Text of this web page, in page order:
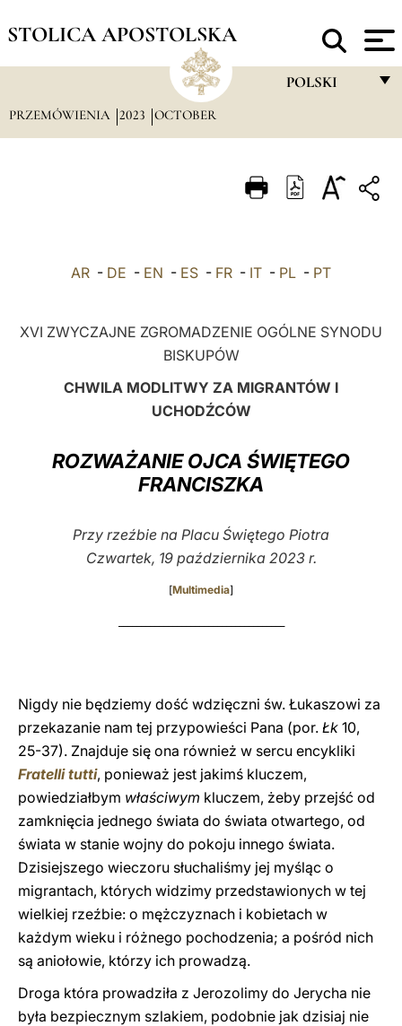
STOLICA APOSTOLSKA
POLSKI
ITALIANO
POLSKI
中文
PRZEMÓWIENIA 2023 OCTOBER
AR - DE - EN - ES - FR - IT - PL - PT
XVI ZWYCZAJNE ZGROMADZENIE OGÓLNE SYNODU
BISKUPÓW
CHWILA MODLITWY ZA MIGRANTÓW I
UCHODŹCÓW
ROZWAŻANIE OJCA ŚWIĘTEGO
FRANCISZKA
Przy rzeźbie na Placu Świętego Piotra
Czwartek, 19 października 2023 r.
[Multimedia]
Nigdy nie będziemy dość wdzięczni św. Łukaszowi za
przekazanie nam tej przypowieści Pana (por. Łk 10,
25-37). Znajduje się ona również w sercu encykliki
Fratelli tutti, ponieważ jest jakimś kluczem,
powiedziałbym właściwym kluczem, żeby przejść od
zamknięcia jednego świata do świata otwartego, od
świata w stanie wojny do pokoju innego świata.
Dzisiejszego wieczoru słuchaliśmy jej myśląc o
migrantach, których widzimy przedstawionych w tej
wielkiej rzeźbie: o mężczyznach i kobietach w
każdym wieku i różnego pochodzenia; a pośród nich
są aniołowie, którzy ich prowadzą.
Droga która prowadziła z Jerozolimy do Jerycha nie
była bezpiecznym szlakiem, podobnie jak dzisiaj nie